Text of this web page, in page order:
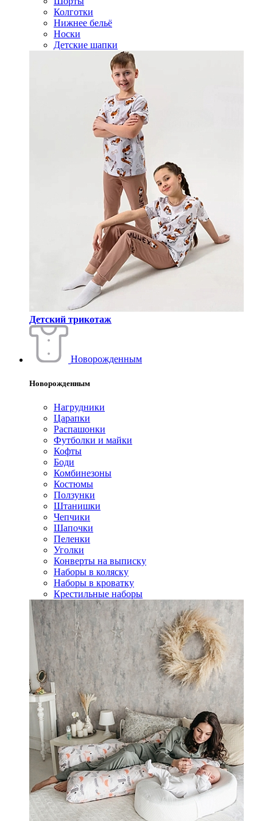
Колготки
Нижнее бельё
Носки
Детские шапки
Детский трикотаж
Новорожденным
Новорожденным
Нагрудники
Царапки
Распашонки
Футболки и майки
Кофты
Боди
Комбинезоны
Костюмы
Ползунки
Штанишки
Чепчики
Шапочки
Пеленки
Уголки
Конверты на выписку
Наборы в коляску
Наборы в кроватку
Крестильные наборы